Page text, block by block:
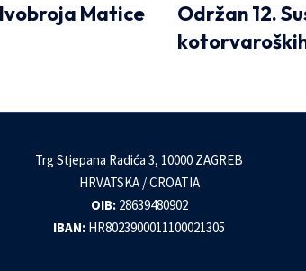
Matice
Održan 12.
Trg Stjepana Radića 3, 10000 ZAGREB
HRVATSKA / CROATIA
OIB:28639480902
IBAN: HR8023900011100021305